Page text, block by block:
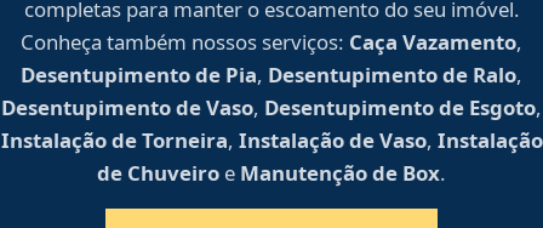
completas para manter o escoamento do seu imóvel.
Conheça também nossos serviços: Caça Vazamento,
Desentupimento de Pia, Desentupimento de Ralo,
Desentupimento de Vaso, Desentupimento de Esgoto,
Instalação de Torneira, Instalação de Vaso, Instalação
de Chuveiro e Manutenção de Box.